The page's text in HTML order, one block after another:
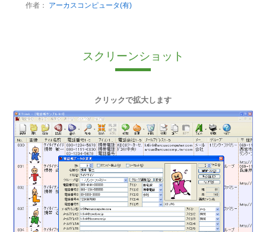
作者：
アーカスコンピュータ(有)
スクリーンショット
クリックで拡大します